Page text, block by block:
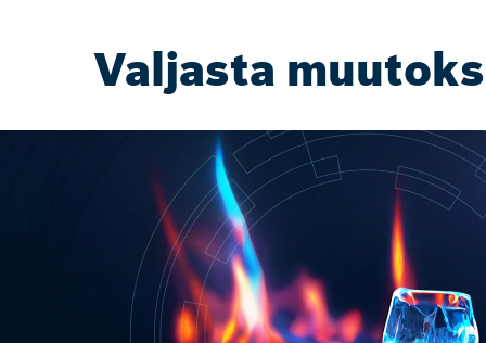
Valjasta